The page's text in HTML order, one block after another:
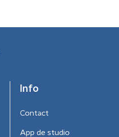
Info
Contact
App de studio